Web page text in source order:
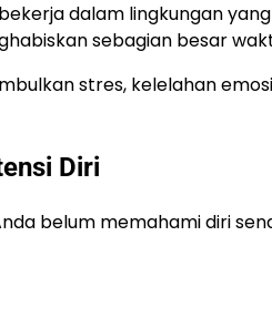
dalam lingkungan
sebagian besar
stres, kelelahan
Diri
belum memahami diri